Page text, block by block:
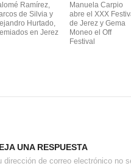
Ramírez,
de Silvia y
Hurtado,
en Jerez
Manuela Carpio
abre el XXX
de Jerez y Gema
Moneo el Off
Festival
UNA RESPUESTA
dirección de correo electrónico no